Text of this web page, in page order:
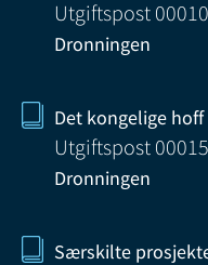
Utgiftspost
Dronningen
Det kongelige hoff
Utgiftspost
Dronningen
Særskilte